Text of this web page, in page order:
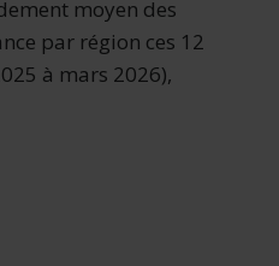
moyen des
par région ces 12
à mars 2026),